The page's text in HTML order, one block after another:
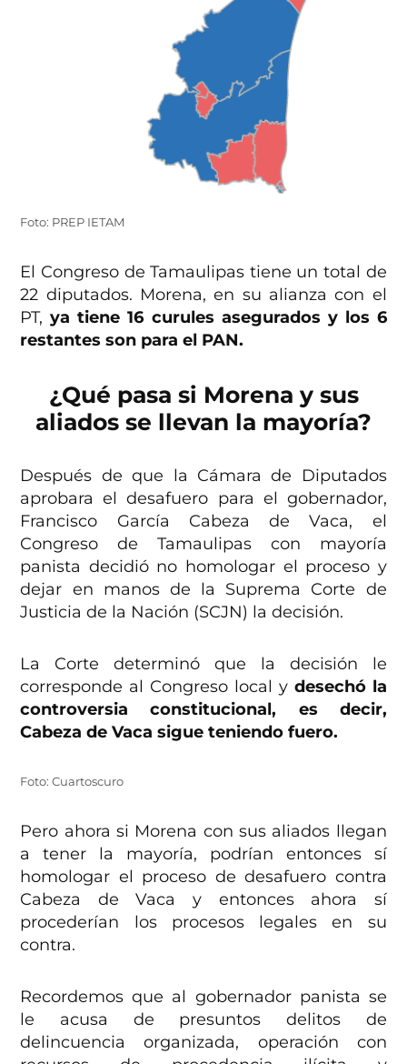
Foto: PREP IETAM
El Congreso de Tamaulipas tiene un total de
22 diputados. Morena, en su alianza con el
PT, ya tiene 16 curules asegurados y los 6
restantes son para el PAN.
¿Qué pasa si Morena y sus
aliados se llevan la mayoría?
Después de que la Cámara de Diputados
aprobara el desafuero para el gobernador,
Francisco García Cabeza de Vaca, el
Congreso de Tamaulipas con mayoría
panista decidió no homologar el proceso y
dejar en manos de la Suprema Corte de
Justicia de la Nación (SCJN) la decisión.
La Corte determinó que la decisión le
corresponde al Congreso local y desechó la
controversia constitucional, es decir,
Cabeza de Vaca sigue teniendo fuero.
Foto: Cuartoscuro
Pero ahora si Morena con sus aliados llegan
a tener la mayoría, podrían entonces sí
homologar el proceso de desafuero contra
Cabeza de Vaca y entonces ahora sí
procederían los procesos legales en su
contra.
Recordemos que al gobernador panista se
le acusa de presuntos delitos de
delincuencia organizada, operación con